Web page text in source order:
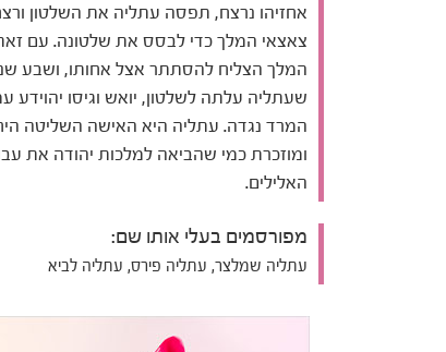
אחזיהו נרצח, תפסה עתליה את השלטון
צאצאי המלך כדי לבסס את שלטונה. עם
המלך הצליח להסתתר אצל אחותו, ושבע
שעתליה עלתה לשלטון, יואש וגיסו יהוידע
המרד נגדה. עתליה היא האישה השליטה
ומוזכרת כמי שהביאה למלכות יהודה את
האלילים.
מפורסמים בעלי אותו שם:
עתליה שמלצר, עתליה פירס, עתליה לביא